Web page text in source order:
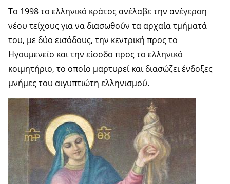
Το 1998 το ελληνικό κράτος ανέλαβε την ανέγερση
νέου τείχους για να διασωθούν τα αρχαία τμήματά
του, με δύο εισόδους, την κεντρική προς το
Ηγουμενείο και την είσοδο προς το ελληνικό
κοιμητήριο, το οποίο μαρτυρεί και διασώζει ένδοξες
μνήμες του αιγυπτιώτη ελληνισμού.